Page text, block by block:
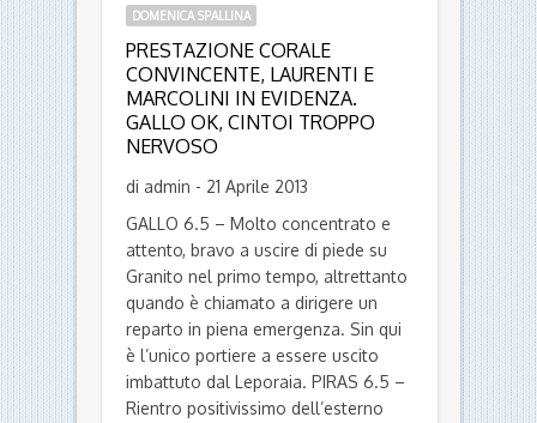
DOMENICA SPALLINA
PRESTAZIONE CORALE
CONVINCENTE, LAURENTI E
MARCOLINI IN EVIDENZA.
GALLO OK, CINTOI TROPPO
NERVOSO
di admin - 21 Aprile 2013
GALLO 6.5 – Molto concentrato e
attento, bravo a uscire di piede su
Granito nel primo tempo, altrettanto
quando è chiamato a dirigere un
reparto in piena emergenza. Sin qui
è l’unico portiere a essere uscito
imbattuto dal Leporaia. PIRAS 6.5 –
Rientro positivissimo dell’esterno